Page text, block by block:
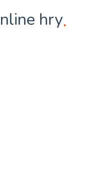
hry.